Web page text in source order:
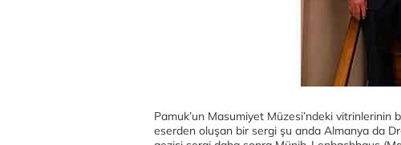
Pamuk’un Masumiyet Müzesi’ndeki vitrinlerinin
eserden oluşan bir sergi şu anda Almanya da